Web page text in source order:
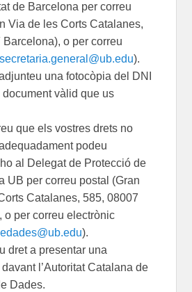
de Barcelona per correu
Via de les Corts Catalanes,
Barcelona), o per correu
secretaria.general@ub.edu).
una fotocòpia del DNI
document vàlid que us
que els vostres drets no
podeu
al Delegat de Protecció de
UB per correu postal (Gran
Catalanes, 585, 08007
o per correu electrònic
).
dret a presentar una
l’Autoritat Catalana de
Dades.